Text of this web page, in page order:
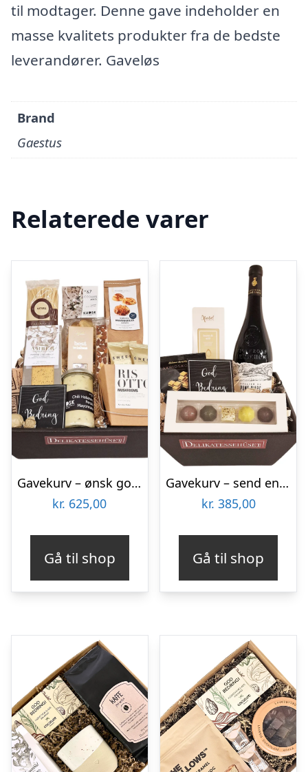
til modtager. Denne gave indeholder en
masse kvalitets produkter fra de bedste
leverandører. Gaveløs
Brand
Gaestus
Relaterede varer
Gavekurv – ønsk god bedring med danske specialiteter
kr. 625,00
Gå til shop
Gavekurv – send en ‘God bedring’-gave med rødvin og chokolade
kr. 385,00
Gå til shop